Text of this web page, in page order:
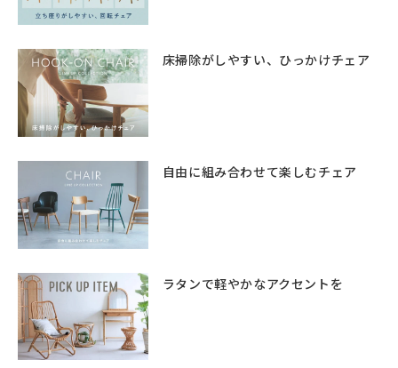
床掃除がしやすい、ひっかけチェア
自由に組み合わせて楽しむチェア
ラタンで軽やかなアクセントを